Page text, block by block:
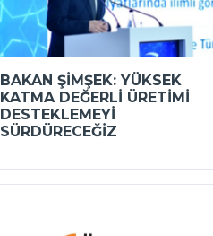
BAKAN ŞIMŞEK: YÜKSEK
KATMA DEĞERLI ÜRETIMI
DESTEKLEMEYI
SÜRDÜRECEĞIZ